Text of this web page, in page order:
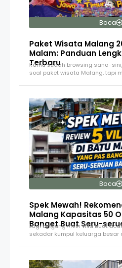
Baca
Paket Wisata Malang
Malam: Panduan
Terbaru
Kamu sudah browsing sana-
soal paket wisata Malang, tapi
Baca
Spek Mewah!
Malang Kapasitas 50
Banget Buat Seru-
Lagi bingung milih villa buat
sekadar kumpul keluarga besar